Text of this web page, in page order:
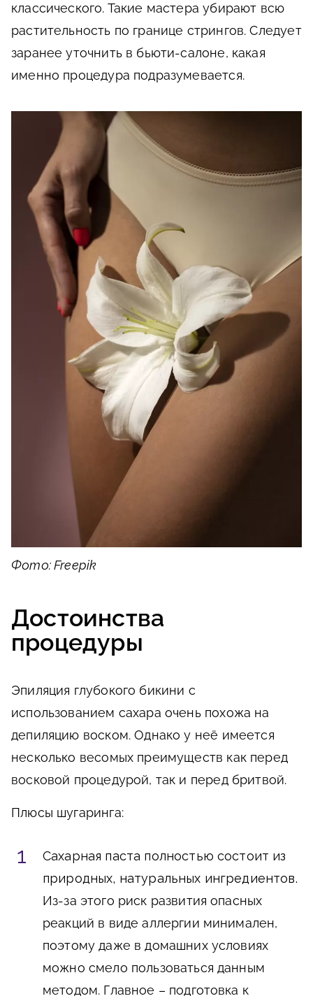
классического. Такие мастера убирают всю
растительность по границе стрингов. Следует
заранее уточнить в бьюти-салоне, какая
именно процедура подразумевается.
Фото: Freepik
Достоинства
процедуры
Эпиляция глубокого бикини с
использованием сахара очень похожа на
депиляцию воском. Однако у неё имеется
несколько весомых преимуществ как перед
восковой процедурой, так и перед бритвой.
Плюсы шугаринга:
Сахарная паста полностью состоит из
природных, натуральных ингредиентов.
Из-за этого риск развития опасных
реакций в виде аллергии минимален,
поэтому даже в домашних условиях
можно смело пользоваться данным
методом. Главное – подготовка к